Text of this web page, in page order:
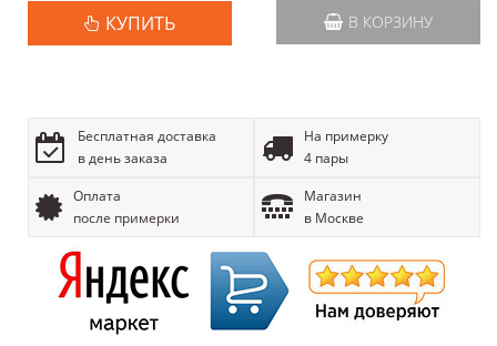
КУПИТЬ В КОРЗИНУ
Бесплатная доставка
в день заказа
На примерку
4 пары
Оплата
после примерки
Магазин
в Москве